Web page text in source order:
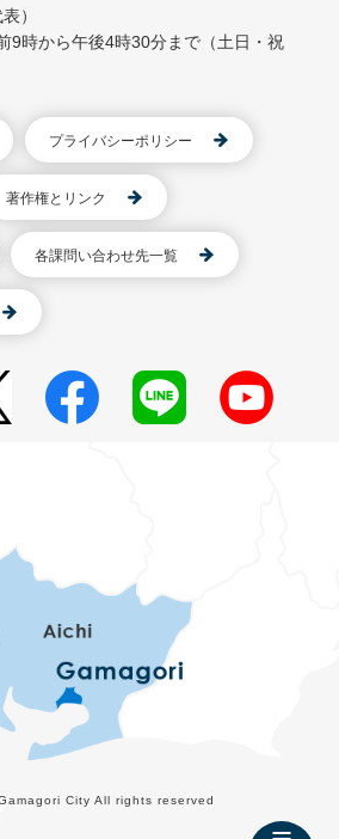
）
9時から午後4時30分まで（土日・祝
プライバシーポリシー
著作権とリンク
各課問い合わせ先一覧
City All rights reserved